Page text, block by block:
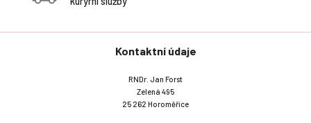
Kontaktní údaje
RNDr. Jan Forst
Zelená 495
25 262 Horoměřice